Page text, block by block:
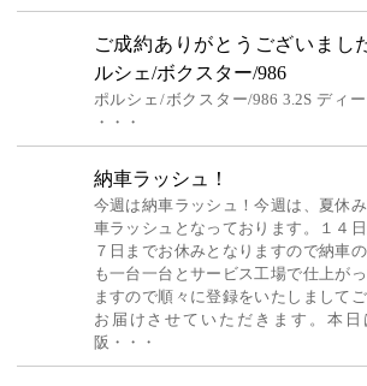
ご成約ありがとうございまし
ルシェ/ボクスター/986
ポルシェ/ボクスター/986 3.2S ディ
・・・
納車ラッシュ！
今週は納車ラッシュ！今週は、夏休
車ラッシュとなっております。１４
７日までお休みとなりますので納車
も一台一台とサービス工場で仕上が
ますので順々に登録をいたしまして
お届けさせていただきます。本日
阪・・・